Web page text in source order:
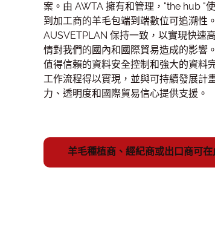
案。由 AWTA 擁有和管理，"the hub "
到加工商的羊毛包端到端數位可追溯性
AUSVETPLAN 保持一致，以實現快速
情對我們的國內和國際貿易造成的影響
值得信賴的資料安全控制和強大的資料
工作流程得以實現，並與可持續發展計
力、透明度和國際貿易信心提供支援。
羊毛種植商、經紀商或出口商可